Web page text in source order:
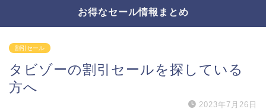
お得なセール情報まとめ
割引セール
タビゾーの割引セールを探している
方へ
2023年7月26日